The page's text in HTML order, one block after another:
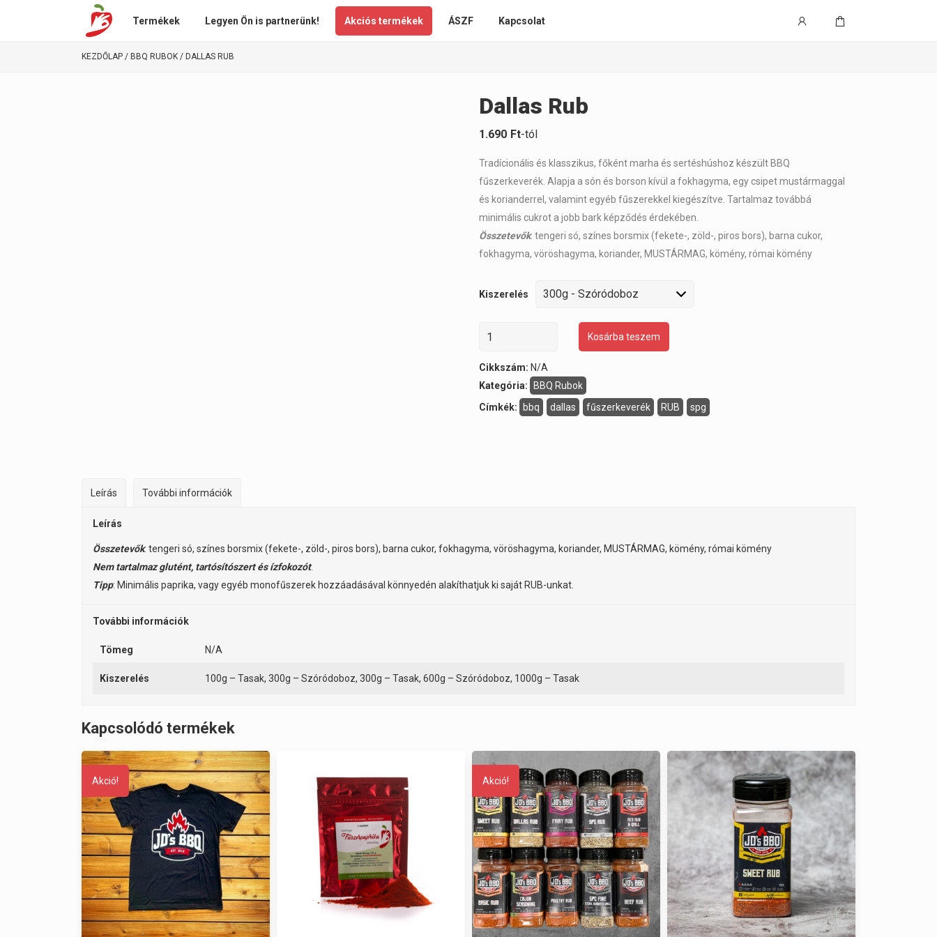
Termékek Legyen Ön is partnerünk! Akciós termékek ÁSZF Kapcsolat
KEZDŐLAP / BBQ RUBOK / DALLAS RUB
Dallas Rub
1.690 Ft-tól
Tradícionális és klasszikus, főként marha és sertéshúshoz készült BBQ
fűszerkeverék. Alapja a són és borson kívül a fokhagyma, egy csipet mustármaggal
és korianderrel, valamint egyéb fűszerekkel kiegészítve. Tartalmaz továbbá
minimális cukrot a jobb bark képződés érdekében.
Összetevők: tengeri só, színes borsmix (fekete-, zöld-, piros bors), barna cukor,
fokhagyma, vöröshagyma, koriander, MUSTÁRMAG, kömény, római kömény
Kiszerelés
Kosárba teszem
Cikkszám: N/A
Kategória:
BBQ Rubok
Címkék:
bbq dallas fűszerkeverék RUB spg
Leírás További információk
Leírás
Összetevők: tengeri só, színes borsmix (fekete-, zöld-, piros bors), barna cukor, fokhagyma, vöröshagyma, koriander, MUSTÁRMAG, kömény, római kömény
Nem tartalmaz glutént, tartósítószert és ízfokozót.
Tipp: Minimális paprika, vagy egyéb monofűszerek hozzáadásával könnyedén alakíthatjuk ki saját RUB-unkat.
További információk
Tömeg N/A
Kiszerelés 100g – Tasak, 300g – Szóródoboz, 300g – Tasak, 600g – Szóródoboz, 1000g – Tasak
Kapcsolódó termékek
Akció! Akció!